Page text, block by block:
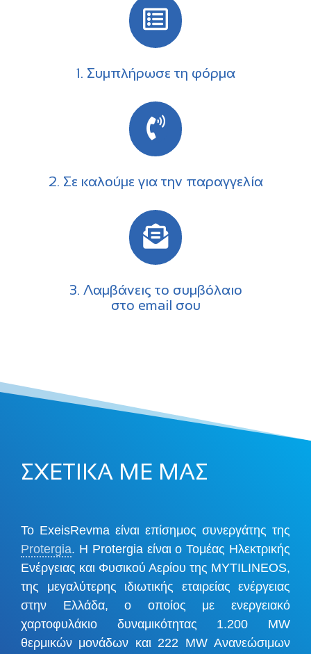
1. Συμπλήρωσε τη φόρμα
2. Σε καλούμε για την παραγγελία
3. Λαμβάνεις το συμβόλαιο
στο email σου
ΣΧΕΤΙΚΑ ΜΕ ΜΑΣ
Το ExeisRevma είναι επίσημος συνεργάτης της
Protergia. Η Protergia είναι ο Τομέας Ηλεκτρικής
Ενέργειας και Φυσικού Αερίου της MYTILINEOS,
της μεγαλύτερης ιδιωτικής εταιρείας ενέργειας
στην Ελλάδα, ο οποίος με ενεργειακό
χαρτοφυλάκιο δυναμικότητας 1.200 MW
θερμικών μονάδων και 222 MW Ανανεώσιμων